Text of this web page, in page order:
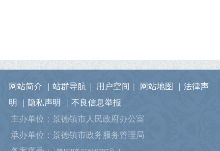
网站简介 | 站群导航 | 用户空间 | 网站地图 | 法律声
明
| 隐私声明 | 不良信息举报
主办单位：景德镇市人民政府办公室
承办单位：景德镇市政务服务管理局